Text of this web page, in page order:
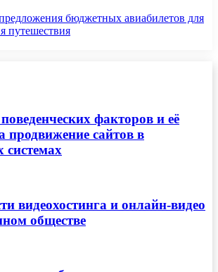
бюджетных авиабилетов для
путешествия
факторов и её
продвижение сайтов в
системах
видеохостинга и онлайн-видео
обществе